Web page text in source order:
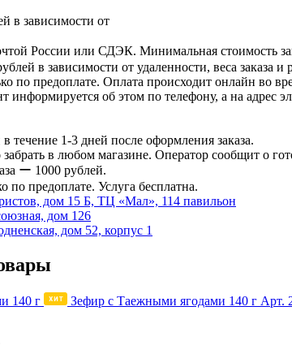
в зависимости от
России или СДЭК. Минимальная стоимость
в зависимости от удаленности, веса заказа
по предоплате. Оплата происходит онлайн во
информируется об этом по телефону, а на адрес
течение 1-3 дней после оформления заказа.
в любом магазине. Оператор сообщит о
ー 1000 рублей.
по предоплате. Услуга бесплатна.
дом 15 Б, ТЦ «Мал», 114 павильон
дом 126
дом 52, корпус 1
Зефир с Таежными ягодами 140 г Арт.